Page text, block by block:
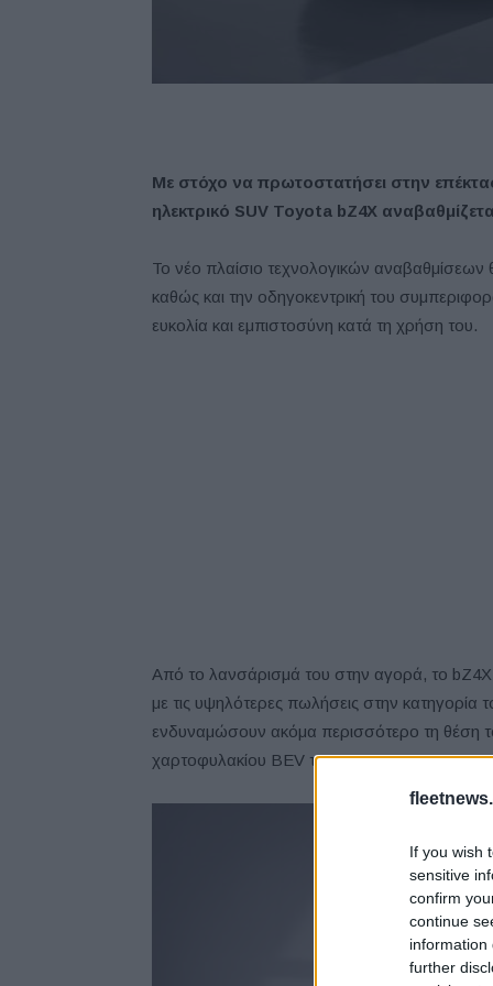
If you wish
sensitive
confirm
continue
information
further
Mε στόχο να πρωτοστατήσει στην
ηλεκτρικό SUV Toyota bZ4X
Το νέο πλαίσιο τεχνολογικών αναβαθμίσεων
καθώς και την οδηγοκεντρική του
ευκολία και εμπιστοσύνη κατά τη χρήση του.
Από το λανσάρισμά του στην αγορά, το bZ4X
με τις υψηλότερες πωλήσεις στην
ενδυναμώσουν ακόμα περισσότερο τη θέση
χαρτοφυλακίου BEV της Toyota.